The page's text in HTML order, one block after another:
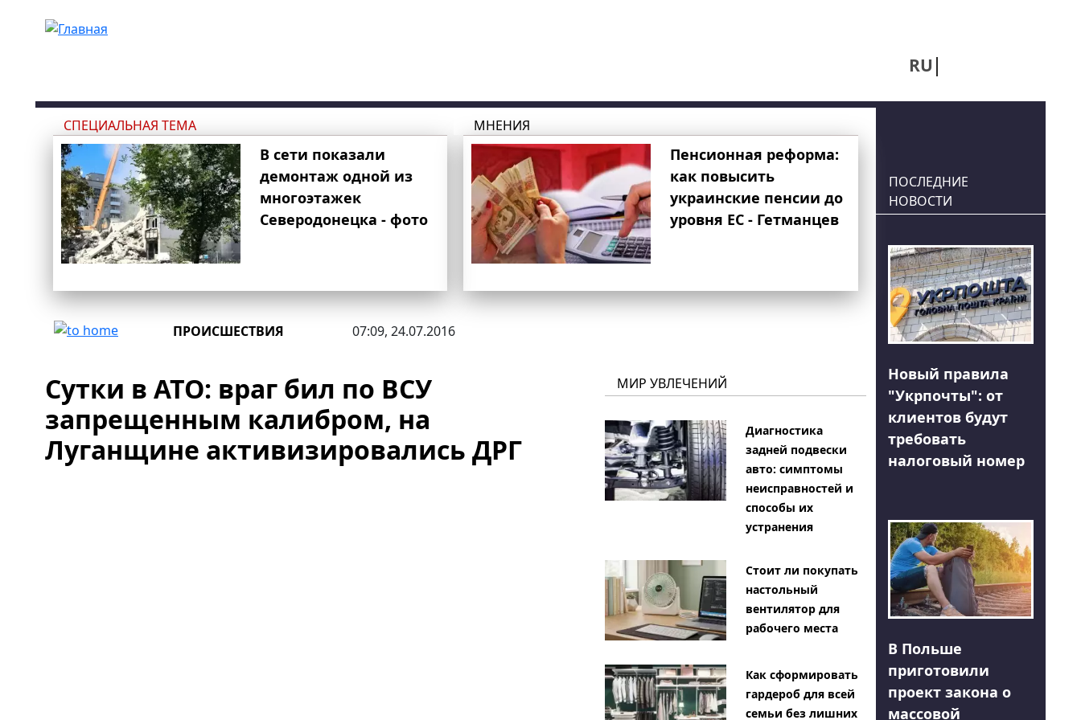
RU
СПЕЦИАЛЬНАЯ ТЕМА
В сети показали
демонтаж одной из
многоэтажек
Северодонецка - фото
МНЕНИЯ
Пенсионная реформа:
как повысить
украинские пенсии до
уровня ЕС - Гетманцев
ПРОИСШЕСТВИЯ 07:09, 24.07.2016
Сутки в АТО: враг бил по ВСУ
запрещенным калибром, на
Луганщине активизировались ДРГ
МИР УВЛЕЧЕНИЙ
Диагностика
задней подвески
авто: симптомы
неисправностей и
способы их
устранения
Стоит ли покупать
настольный
вентилятор для
рабочего места
Как сформировать
гардероб для всей
семьи без лишних
ПОСЛЕДНИЕ
НОВОСТИ
Новый правила
"Укрпочты": от
клиентов будут
требовать
налоговый номер
В Польше
приготовили
проект закона о
массовой